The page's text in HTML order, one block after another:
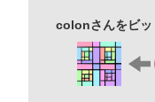
colonさんをビッ